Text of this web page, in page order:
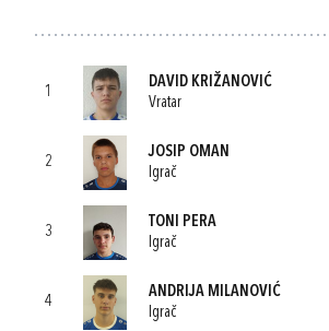
1
DAVID KRIŽANOVIĆ
Vratar
2
JOSIP OMAN
Igrač
3
TONI PERA
Igrač
4
ANDRIJA MILANOVIĆ
Igrač